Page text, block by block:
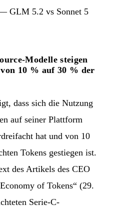
GLM 5.2 vs Sonnet 5
Modelle steigen
10 % auf 30 % der
dass sich die Nutzung
auf seiner Plattform
hat und von 10
Tokens gestiegen ist.
des Artikels des CEO
of Tokens“ (29.
Serie-C-